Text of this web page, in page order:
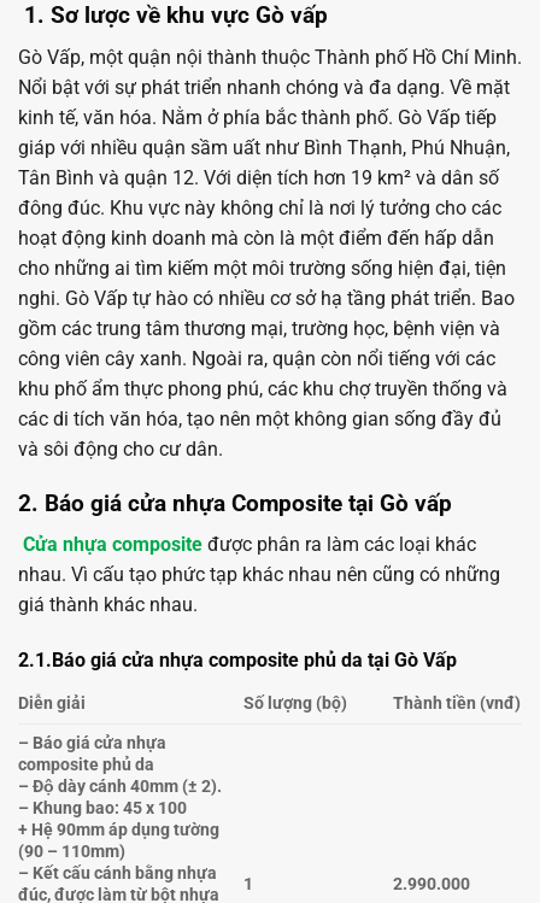
1. Sơ lược về khu vực Gò vấp
Gò Vấp, một quận nội thành thuộc Thành phố Hồ Chí Minh.
Nổi bật với sự phát triển nhanh chóng và đa dạng. Về mặt
kinh tế, văn hóa. Nằm ở phía bắc thành phố. Gò Vấp tiếp
giáp với nhiều quận sầm uất như Bình Thạnh, Phú Nhuận,
Tân Bình và quận 12. Với diện tích hơn 19 km² và dân số
đông đúc. Khu vực này không chỉ là nơi lý tưởng cho các
hoạt động kinh doanh mà còn là một điểm đến hấp dẫn
cho những ai tìm kiếm một môi trường sống hiện đại, tiện
nghi. Gò Vấp tự hào có nhiều cơ sở hạ tầng phát triển. Bao
gồm các trung tâm thương mại, trường học, bệnh viện và
công viên cây xanh. Ngoài ra, quận còn nổi tiếng với các
khu phố ẩm thực phong phú, các khu chợ truyền thống và
các di tích văn hóa, tạo nên một không gian sống đầy đủ
và sôi động cho cư dân.
2. Báo giá cửa nhựa Composite tại Gò vấp
Cửa nhựa composite được phân ra làm các loại khác
nhau. Vì cấu tạo phức tạp khác nhau nên cũng có những
giá thành khác nhau.
2.1.Báo giá cửa nhựa composite phủ da tại Gò Vấp
Diễn giải Số lượng (bộ)
Thành tiền (vnđ)
– Báo giá cửa nhựa
composite phủ da
– Độ dày cánh 40mm (± 2).
– Khung bao: 45 x 100
+ Hệ 90mm áp dụng tường
(90 – 110mm)
– Kết cấu cánh bằng nhựa
đúc, được làm từ bột nhựa
1 2.990.000